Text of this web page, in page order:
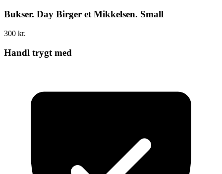
Bukser. Day Birger et Mikkelsen. Small
300 kr.
Handl trygt med